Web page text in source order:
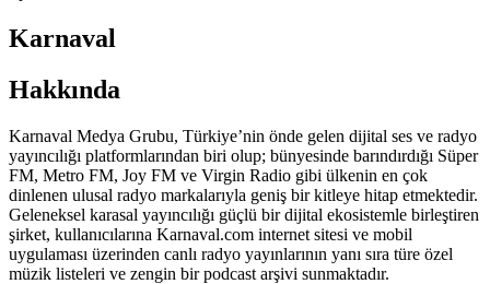
Karnaval
Hakkında
Karnaval Medya Grubu, Türkiye’nin önde gelen dijital ses ve radyo
yayıncılığı platformlarından biri olup; bünyesinde barındırdığı Süper
FM, Metro FM, Joy FM ve Virgin Radio gibi ülkenin en çok
dinlenen ulusal radyo markalarıyla geniş bir kitleye hitap etmektedir.
Geleneksel karasal yayıncılığı güçlü bir dijital ekosistemle birleştiren
şirket, kullanıcılarına Karnaval.com internet sitesi ve mobil
uygulaması üzerinden canlı radyo yayınlarının yanı sıra türe özel
müzik listeleri ve zengin bir podcast arşivi sunmaktadır.